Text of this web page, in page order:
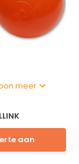
meer
aan